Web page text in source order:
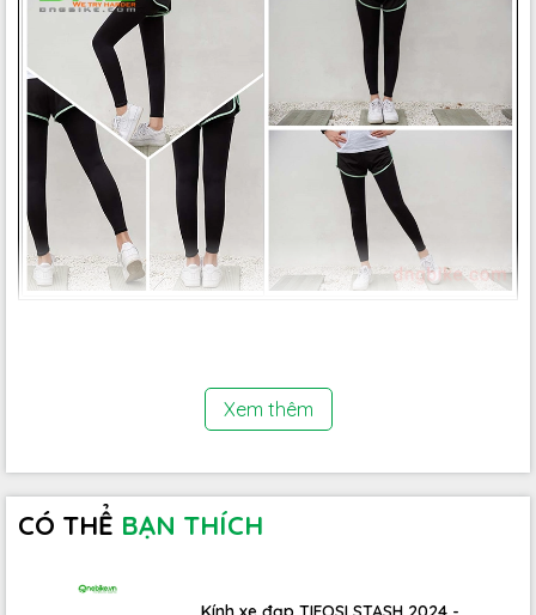
thể thao ngoài trời kéo dài trong thời gian dài.
Ngoài những biểu hiện sạm da hay cháy nắng đỏ da
thường gặp, những tia UVB hay UVA còn là nguyên nhân
hàng đầu của ung thư da.
Xem thêm
CÓ THỂ BẠN THÍCH